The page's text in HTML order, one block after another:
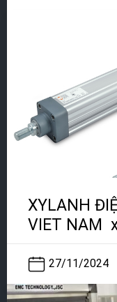
XYLANH
VIET NAM
27/11/2024